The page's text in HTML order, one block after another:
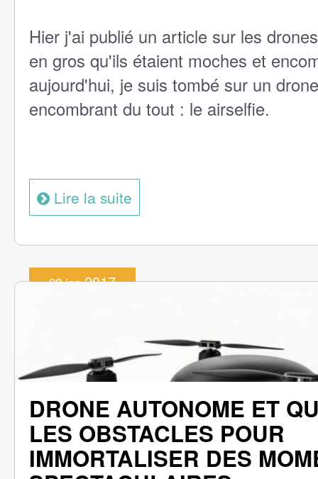
Hier j'ai publié un article sur les
en gros qu'ils étaient moches et
aujourd'hui, je suis tombé sur un
encombrant du tout : le airselfie.
Lire la suite
DRONE AUTONOME ET
LES OBSTACLES POUR
IMMORTALISER DES
22 jan 2017